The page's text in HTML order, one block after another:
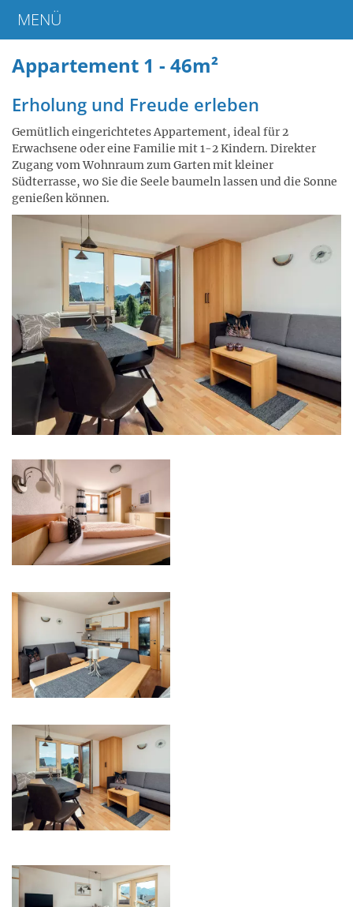
MENÜ
Appartement 1 - 46m²
Erholung und Freude erleben
Gemütlich eingerichtetes Appartement, ideal für 2
Erwachsene oder eine Familie mit 1-2 Kindern. Direkter
Zugang vom Wohnraum zum Garten mit kleiner
Südterrasse, wo Sie die Seele baumeln lassen und die Sonne
genießen können.